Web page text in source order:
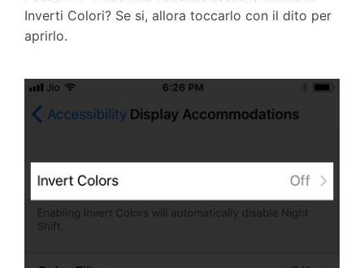
Inverti Colori? Se si, allora toccarlo con il dito per
aprirlo.